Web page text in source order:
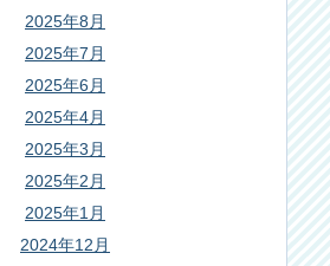
2025年8月
2025年7月
2025年6月
2025年4月
2025年3月
2025年2月
2025年1月
2024年12月